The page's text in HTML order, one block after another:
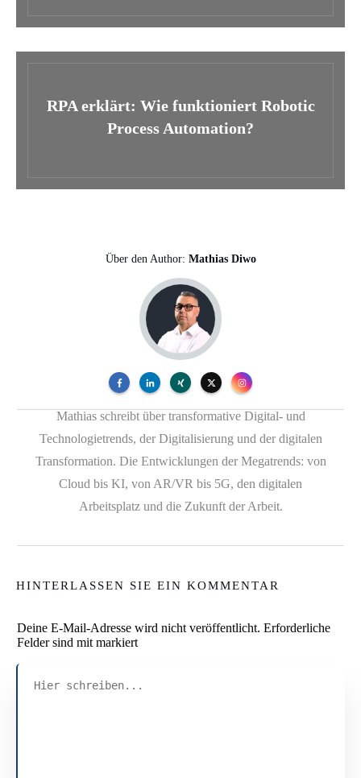
RPA erklärt: Wie funktioniert Robotic
Process Automation?
Über den Author: Mathias Diwo
Mathias schreibt über transformative Digital- und
Technologietrends, der Digitalisierung und der digitalen
Transformation. Die Entwicklungen der Megatrends: von
Cloud bis KI, von AR/VR bis 5G, den digitalen
Arbeitsplatz und die Zukunft der Arbeit.
HINTERLASSEN SIE EIN KOMMENTAR
Deine E-Mail-Adresse wird nicht veröffentlicht. Erforderliche
Felder sind mit markiert